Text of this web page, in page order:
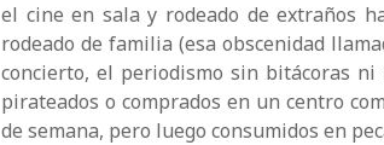
el cine en sala y rodeado de extraños
rodeado de familia (esa obscenidad
concierto, el periodismo sin bitácoras ni
pirateados o comprados en un centro
de semana, pero luego consumidos en